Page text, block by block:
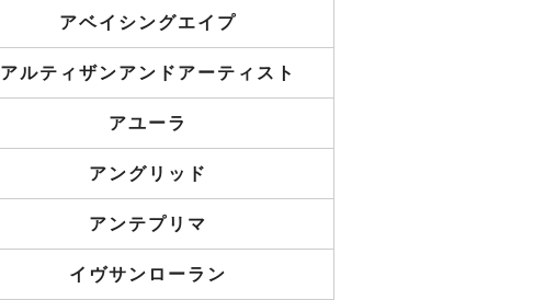
アベイシングエイプ
アルティザンアンドアーティスト
アユーラ
アングリッド
アンテプリマ
イヴサンローラン